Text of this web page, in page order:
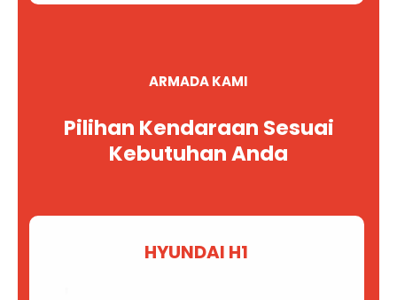
ARMADA KAMI
Pilihan Kendaraan Sesuai
Kebutuhan Anda
HYUNDAI H1